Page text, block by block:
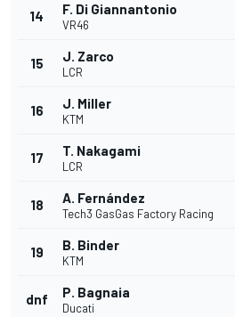
14 F. Di Giannantonio
VR46
15 J. Zarco
LCR
16 J. Miller
KTM
17 T. Nakagami
LCR
18 A. Fernández
Tech3 GasGas Factory Racing
19 B. Binder
KTM
dnf P. Bagnaia
Ducati